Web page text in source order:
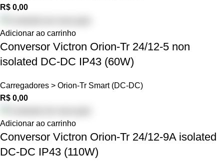
R$ 0,00
Adicionar ao carrinho
Conversor Victron Orion-Tr 24/12-5 non
isolated DC-DC IP43 (60W)
Carregadores > Orion-Tr Smart (DC-DC)
R$ 0,00
Adicionar ao carrinho
Conversor Victron Orion-Tr 24/12-9A isolated
DC-DC IP43 (110W)